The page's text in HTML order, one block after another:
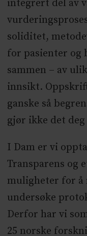
integrert del av
soliditet,
for pasienter og
sammen – av
innsikt.
ganske så
gjør ikke det
I Dam er vi
Transparens og
muligheter for å
undersøke
Derfor har vi
25 norske